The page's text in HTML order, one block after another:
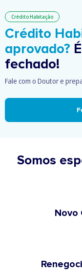
Crédito Habitação
Crédito
aprovado?
fechado!
Fale com o Doutor e
Somos
Novo